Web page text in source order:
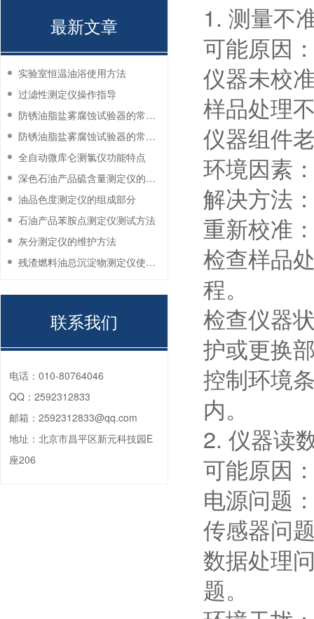
1. 测量不
可能原因
仪器未校
样品处理
仪器组件
环境因素
解决方法
重新校准
检查样品
程。
检查仪器
护或更换
控制环境
内。
2. 仪器读
可能原因
电源问题
传感器问
数据处理
题。
最新文章
实验室恒温油浴使用方法
过滤性测定仪操作指导
防锈油脂盐雾腐蚀试验器的常见故障与解决方法
防锈油脂盐雾腐蚀试验器的常见故障与解决方法
全自动微库仑测氯仪功能特点
深色石油产品硫含量测定仪的工作环境要求
油品色度测定仪的组成部分
石油产品苯胺点测定仪测试方法
灰分测定仪的维护方法
残渣燃料油总沉淀物测定仪使用注意事项
联系我们
电话： 010-80764046
QQ： 2592312833
邮箱： 2592312833@qq.com
地址： 北京市昌平区新元科技园E
座206